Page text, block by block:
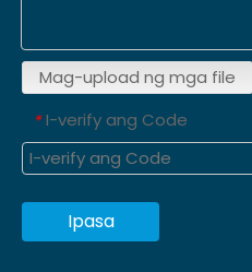
Mag-upload ng mga file
* I-verify ang Code
Ipasa